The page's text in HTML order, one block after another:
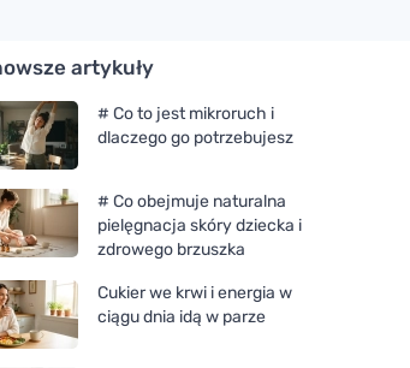
artykuły
# Co to jest mikroruch i
dlaczego go potrzebujesz
# Co obejmuje naturalna
pielęgnacja skóry dziecka i
zdrowego brzuszka
Cukier we krwi i energia w
ciągu dnia idą w parze